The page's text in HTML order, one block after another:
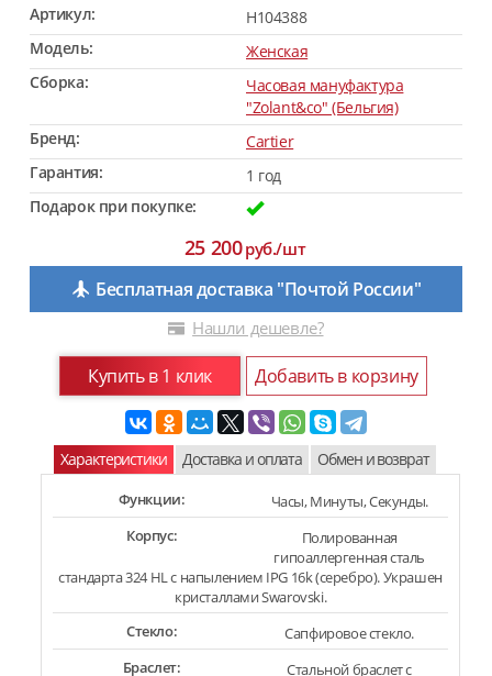
Артикул:
H104388
Модель:
Женская
Сборка:
Часовая мануфактура
"Zolant&co" (Бельгия)
Бренд:
Cartier
Гарантия:
1 год
Подарок при покупке:
25 200руб./шт
Бесплатная доставка "Почтой России"
Нашли дешевле?
Купить в 1 клик Добавить в корзину
Характеристики Доставка и оплата Обмен и возврат
Функции:
Часы, Минуты, Секунды.
Корпус:
Полированная
гипоаллергенная сталь
стандарта 324 HL с напылением IPG 16k (серебро). Украшен
кристаллами Swarovski.
Стекло:
Сапфировое стекло.
Браслет:
Стальной браслет с